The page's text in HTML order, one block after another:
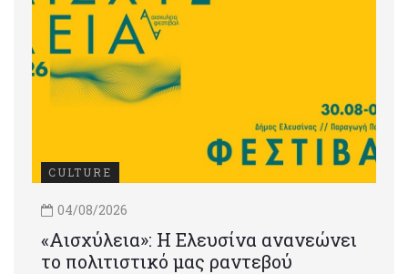
CULTURE
04/08/2026
«Αισχύλεια»: Η Ελευσίνα ανανεώνει
το πολιτιστικό μας ραντεβού